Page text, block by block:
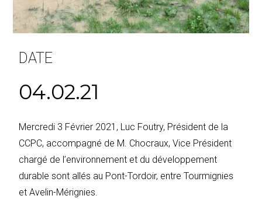
DATE
04.02.21
Mercredi 3 Février 2021, Luc Foutry, Président de la
CCPC, accompagné de M. Chocraux, Vice Président
chargé de l’environnement et du développement
durable sont allés au Pont-Tordoir, entre Tourmignies
et Avelin-Mérignies.